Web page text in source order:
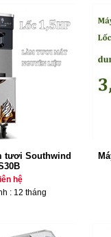
tươi Southwind
hệ
: 12 tháng